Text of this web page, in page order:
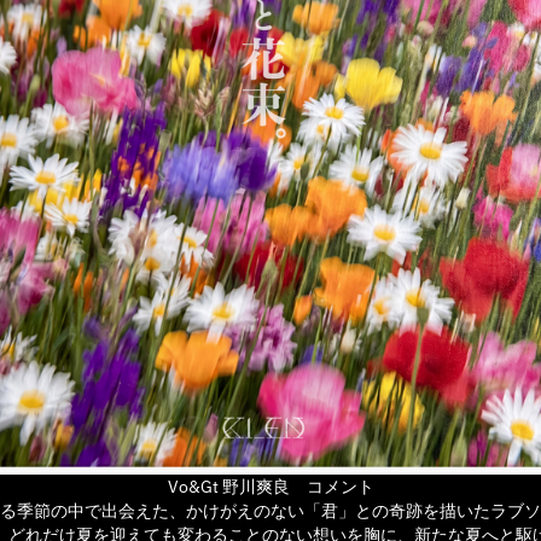
Vo&Gt 野川爽良 コメント
季節の中で出会えた、かけがえのない「君」との奇跡を描いたラブ
どれだけ夏を迎えても変わることのない想いを胸に、新たな夏へと駆